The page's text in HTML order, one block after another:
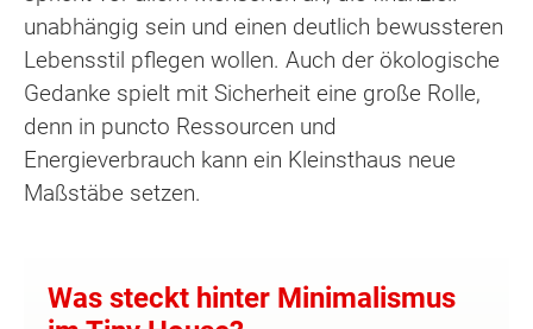
unabhängig sein und einen deutlich bewussteren
Lebensstil pflegen wollen. Auch der ökologische
Gedanke spielt mit Sicherheit eine große Rolle,
denn in puncto Ressourcen und
Energieverbrauch kann ein Kleinsthaus neue
Maßstäbe setzen.
Was steckt hinter Minimalismus